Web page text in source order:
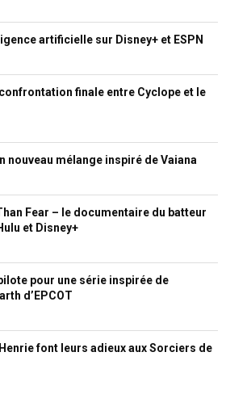
artificielle sur Disney+ et ESPN
finale entre Cyclope et le
nouveau mélange inspiré de Vaiana
Fear – le documentaire du batteur
et Disney+
pour une série inspirée de
d’EPCOT
font leurs adieux aux Sorciers de